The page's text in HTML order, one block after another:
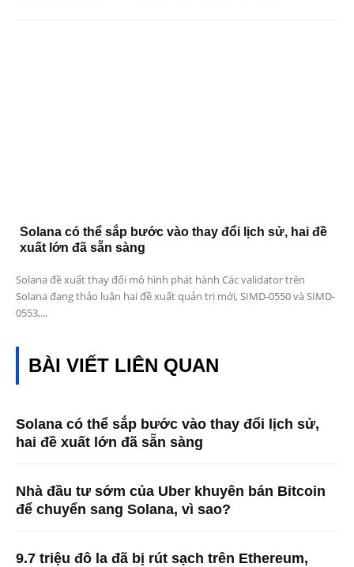
Solana có thể sắp bước vào thay đổi lịch sử, hai đề
xuất lớn đã sẵn sàng
Solana đề xuất thay đổi mô hình phát hành Các validator trên
Solana đang thảo luận hai đề xuất quản trị mới, SIMD-0550 và SIMD-
0553,...
BÀI VIẾT LIÊN QUAN
Solana có thể sắp bước vào thay đổi lịch sử,
hai đề xuất lớn đã sẵn sàng
Nhà đầu tư sớm của Uber khuyên bán Bitcoin
để chuyển sang Solana, vì sao?
9.7 triệu đô la đã bị rút sạch trên Ethereum,